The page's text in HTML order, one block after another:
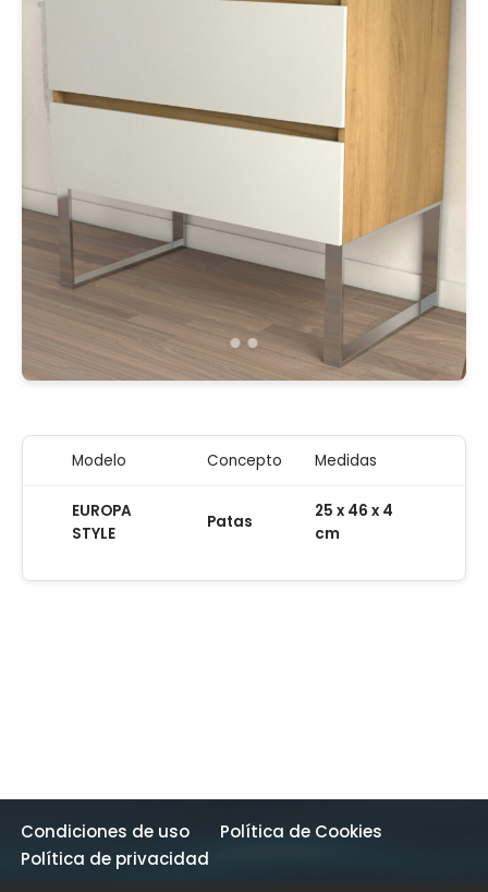
Modelo Concepto Medidas
EUROPA
STYLE
Patas
25 x 46 x 4
cm
Condiciones de uso
Política de Cookies
Política de privacidad